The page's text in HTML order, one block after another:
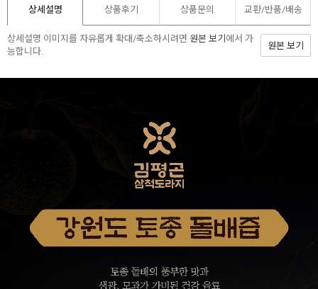
상세설명 상품후기 상품문의 교환/반품/배송
상세설명 이미지를 자유롭게 확대/축소하시려면 원본 보기 에서 가
능합니다.
원본 보기